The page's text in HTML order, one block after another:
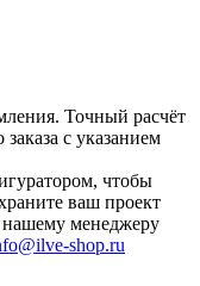
Точный расчёт
с указанием
чтобы
ваш проект
нашему менеджеру
shop.ru